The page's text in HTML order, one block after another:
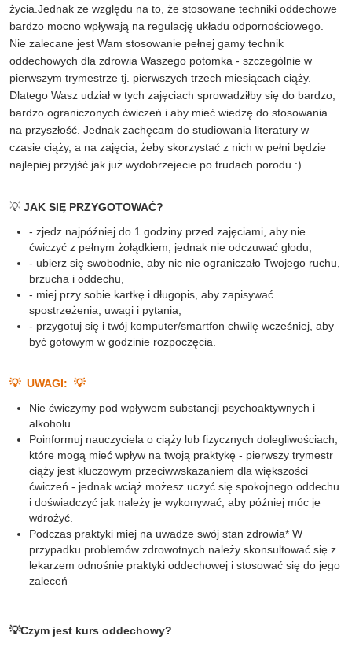
życia.Jednak ze względu na to, że stosowane techniki oddechowe
bardzo mocno wpływają na regulację układu odpornościowego.
Nie zalecane jest Wam stosowanie pełnej gamy technik
oddechowych dla zdrowia Waszego potomka - szczególnie w
pierwszym trymestrze tj. pierwszych trzech miesiącach ciąży.
Dlatego Wasz udział w tych zajęciach sprowadziłby się do bardzo,
bardzo ograniczonych ćwiczeń i aby mieć wiedzę do stosowania
na przyszłość. Jednak zachęcam do studiowania literatury w
czasie ciąży, a na zajęcia, żeby skorzystać z nich w pełni będzie
najlepiej przyjść jak już wydobrzejecie po trudach porodu :)
💡JAK SIĘ PRZYGOTOWAĆ?
- zjedz najpóźniej do 1 godziny przed zajęciami, aby nie
ćwiczyć z pełnym żołądkiem, jednak nie odczuwać głodu,
- ubierz się swobodnie, aby nic nie ograniczało Twojego ruchu,
brzucha i oddechu,
- miej przy sobie kartkę i długopis, aby zapisywać
spostrzeżenia, uwagi i pytania,
- przygotuj się i twój komputer/smartfon chwilę wcześniej, aby
być gotowym w godzinie rozpoczęcia.
💡 UWAGI: 💡
Nie ćwiczymy pod wpływem substancji psychoaktywnych i
alkoholu
Poinformuj nauczyciela o ciąży lub fizycznych dolegliwościach,
które mogą mieć wpływ na twoją praktykę - pierwszy trymestr
ciąży jest kluczowym przeciwwskazaniem dla większości
ćwiczeń - jednak wciąż możesz uczyć się spokojnego oddechu
i doświadczyć jak należy je wykonywać, aby później móc je
wdrożyć.
Podczas praktyki miej na uwadze swój stan zdrowia* W
przypadku problemów zdrowotnych należy skonsultować się z
lekarzem odnośnie praktyki oddechowej i stosować się do jego
zaleceń
💡Czym jest kurs oddechowy?